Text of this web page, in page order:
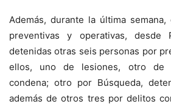
Además, durante la última
preventivas y operativas, desde
detenidas otras seis personas por
ellos, uno de lesiones, otro de
condena; otro por Búsqueda,
además de otros tres por delitos